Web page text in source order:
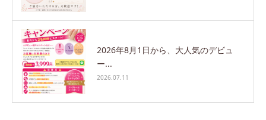
2026年8月1日から、大人気のデビュ
ー...
2026.07.11